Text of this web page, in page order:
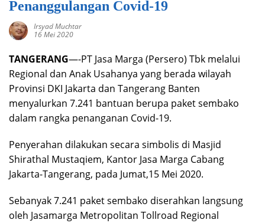
Penanggulangan Covid-19
Irsyad Muchtar
16 Mei 2020
TANGERANG—-PT Jasa Marga (Persero) Tbk melalui
Regional dan Anak Usahanya yang berada wilayah
Provinsi DKI Jakarta dan Tangerang Banten
menyalurkan 7.241 bantuan berupa paket sembako
dalam rangka penanganan Covid-19.
Penyerahan dilakukan secara simbolis di Masjid
Shirathal Mustaqiem, Kantor Jasa Marga Cabang
Jakarta-Tangerang, pada Jumat,15 Mei 2020.
Sebanyak 7.241 paket sembako diserahkan langsung
oleh Jasamarga Metropolitan Tollroad Regional